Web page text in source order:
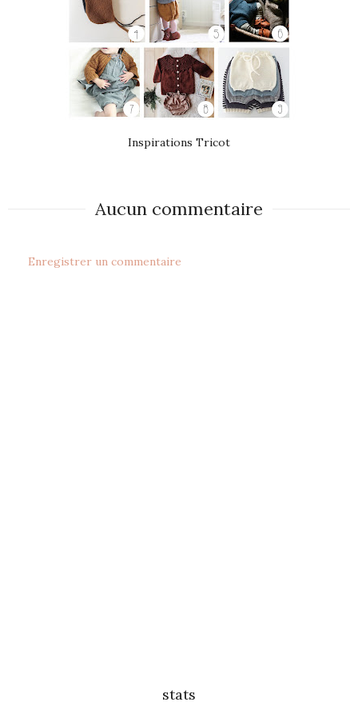
Inspirations Tricot
Aucun commentaire
Enregistrer un commentaire
stats